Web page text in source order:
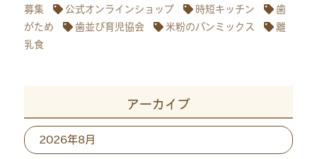
募集
公式オンラインショップ 時短キッチン
歯
がため
歯並び育児協会 米粉のパンミックス
離
乳食
アーカイブ
ア
ー